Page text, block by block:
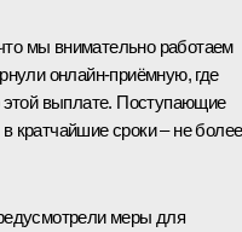
мы внимательно работаем
онлайн-приёмную, где
этой выплате. Поступающие
кратчайшие сроки – не более
меры для